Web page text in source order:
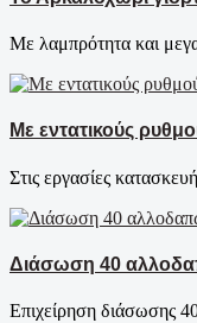
Με λαμπρότητα και
Με εντατικούς
Στις εργασίες
Διάσωση 40
Επιχείρηση διάσωσης